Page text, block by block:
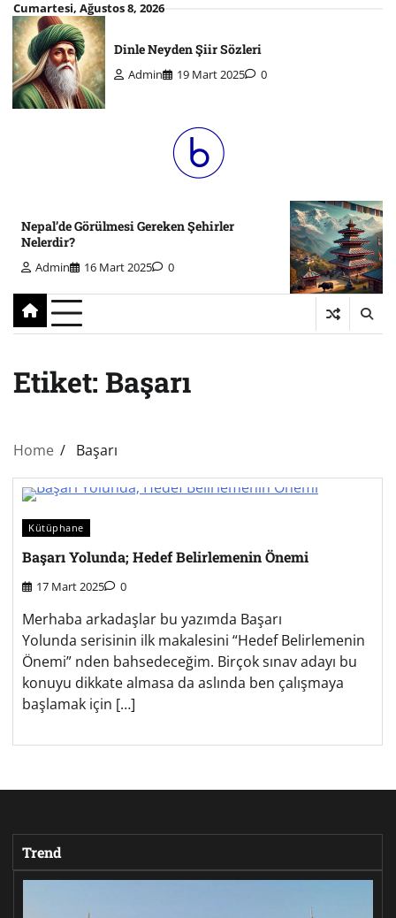
Skip
to
content
Cumartesi, Ağustos 8, 2026
Dinle Neyden Şiir Sözleri
Admin 19 Mart 2025 0
Nepal’de Görülmesi Gereken Şehirler
Nelerdir?
Admin 16 Mart 2025 0
Etiket: Başarı
Home Başarı
Kütüphane
Başarı Yolunda; Hedef Belirlemenin Önemi
17 Mart 2025 0
Merhaba arkadaşlar bu yazımda Başarı
Yolunda serisinin ilk makalesini “Hedef Belirlemenin
Önemi” nden bahsedeceğim. Birçok sınav adayı bu
konuyu dikkate almasa da aslında ben çalışmaya
başlamak için […]
Trend